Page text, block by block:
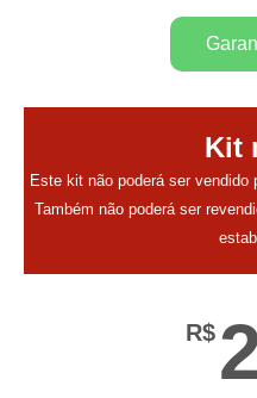
Kit
Este kit não poderá ser vendido
Também não poderá ser
R$